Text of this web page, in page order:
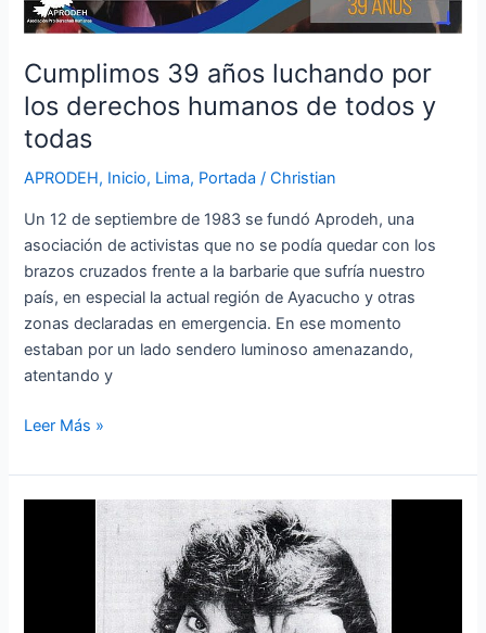
Cumplimos 39 años luchando por
los derechos humanos de todos y
todas
APRODEH, Inicio, Lima, Portada /Christian
Un 12 de septiembre de 1983 se fundó Aprodeh, una
asociación de activistas que no se podía quedar con los
brazos cruzados frente a la barbarie que sufría nuestro
país, en especial la actual región de Ayacucho y otras
zonas declaradas en emergencia. En ese momento
estaban por un lado sendero luminoso amenazando,
atentando y
de
todos
todas
Leer Más »